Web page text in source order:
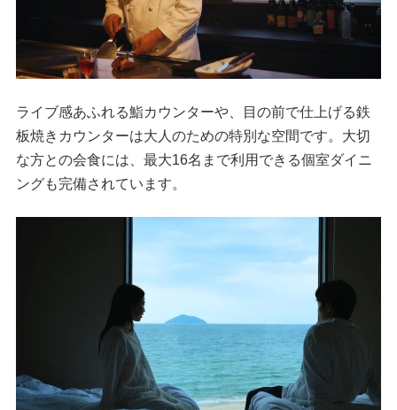
ライブ感あふれる鮨カウンターや、目の前で仕上げる鉄
板焼きカウンターは大人のための特別な空間です。大切
な方との会食には、最大16名まで利用できる個室ダイニ
ングも完備されています。